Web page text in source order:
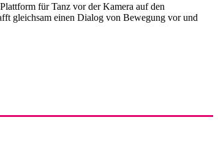
für Tanz vor der Kamera auf den
gleichsam einen Dialog von Bewegung vor und